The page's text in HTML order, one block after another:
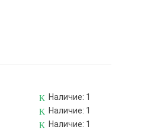
Наличие: 1
Наличие: 1
Наличие: 1